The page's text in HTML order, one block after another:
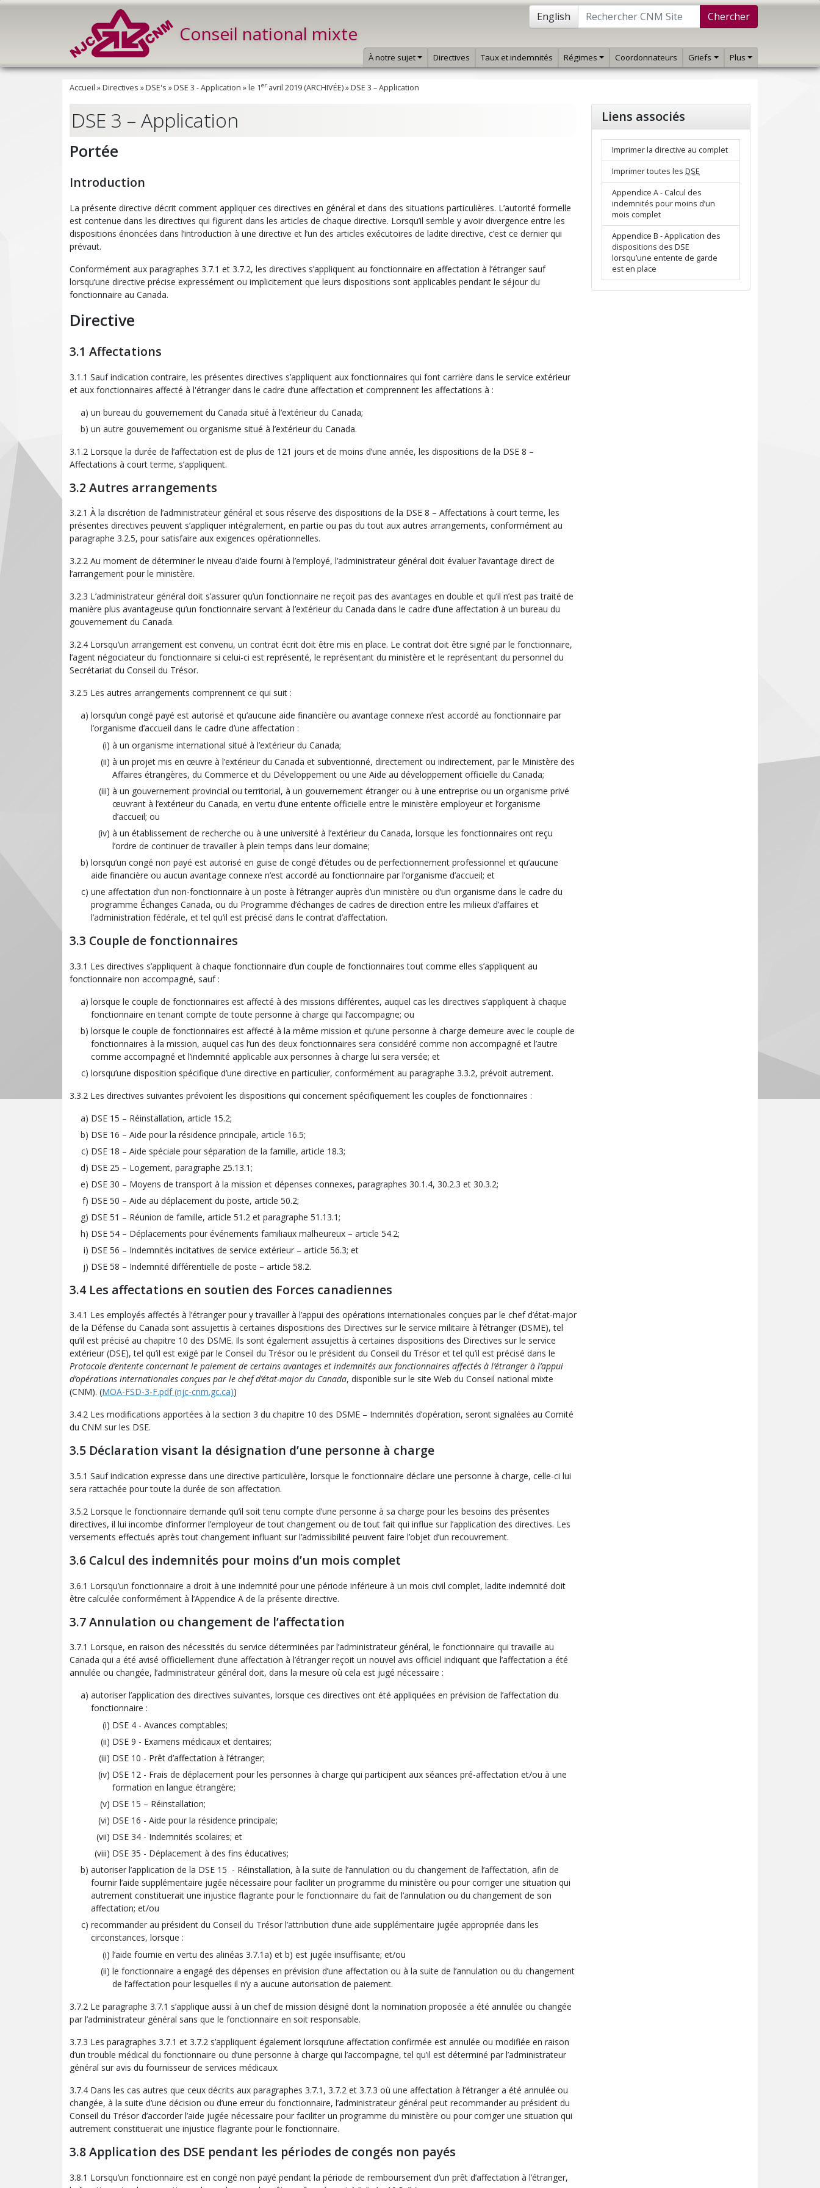
Conseil national mixte
English Chercher
À notre sujet Directives Taux et indemnités Régimes Coordonnateurs Griefs Plus
Accueil »Directives »DSE's »DSE 3 - Application »le 1er avril 2019 (ARCHIVÉE)»DSE 3 – Application
DSE 3 – Application
Portée
Introduction
La présente directive décrit comment appliquer ces directives en général et dans des situations particulières. L’autorité formelle
est contenue dans les directives qui figurent dans les articles de chaque directive. Lorsqu’il semble y avoir divergence entre les
dispositions énoncées dans l’introduction à une directive et l’un des articles exécutoires de ladite directive, c’est ce dernier qui
prévaut.
Conformément aux paragraphes 3.7.1 et 3.7.2, les directives s’appliquent au fonctionnaire en affectation à l’étranger sauf
lorsqu’une directive précise expressément ou implicitement que leurs dispositions sont applicables pendant le séjour du
fonctionnaire au Canada.
Directive
3.1 Affectations
3.1.1 Sauf indication contraire, les présentes directives s’appliquent aux fonctionnaires qui font carrière dans le service extérieur
et aux fonctionnaires affecté à l'étranger dans le cadre d’une affectation et comprennent les affectations à :
un bureau du gouvernement du Canada situé à l’extérieur du Canada;
un autre gouvernement ou organisme situé à l’extérieur du Canada.
3.1.2 Lorsque la durée de l’affectation est de plus de 121 jours et de moins d’une année, les dispositions de la DSE 8 –
Affectations à court terme, s’appliquent.
3.2 Autres arrangements
3.2.1 À la discrétion de l’administrateur général et sous réserve des dispositions de la DSE 8 – Affectations à court terme, les
présentes directives peuvent s’appliquer intégralement, en partie ou pas du tout aux autres arrangements, conformément au
paragraphe 3.2.5, pour satisfaire aux exigences opérationnelles.
3.2.2 Au moment de déterminer le niveau d’aide fourni à l’employé, l’administrateur général doit évaluer l’avantage direct de
l’arrangement pour le ministère.
3.2.3 L’administrateur général doit s’assurer qu’un fonctionnaire ne reçoit pas des avantages en double et qu’il n’est pas traité de
manière plus avantageuse qu’un fonctionnaire servant à l’extérieur du Canada dans le cadre d’une affectation à un bureau du
gouvernement du Canada.
3.2.4 Lorsqu’un arrangement est convenu, un contrat écrit doit être mis en place. Le contrat doit être signé par le fonctionnaire,
l’agent négociateur du fonctionnaire si celui-ci est représenté, le représentant du ministère et le représentant du personnel du
Secrétariat du Conseil du Trésor.
3.2.5 Les autres arrangements comprennent ce qui suit :
lorsqu’un congé payé est autorisé et qu’aucune aide financière ou avantage connexe n’est accordé au fonctionnaire par
l’organisme d’accueil dans le cadre d’une affectation :
à un organisme international situé à l’extérieur du Canada;
à un projet mis en œuvre à l’extérieur du Canada et subventionné, directement ou indirectement, par le Ministère des
Affaires étrangères, du Commerce et du Développement ou une Aide au développement officielle du Canada;
à un gouvernement provincial ou territorial, à un gouvernement étranger ou à une entreprise ou un organisme privé
œuvrant à l’extérieur du Canada, en vertu d’une entente officielle entre le ministère employeur et l’organisme
d’accueil; ou
à un établissement de recherche ou à une université à l’extérieur du Canada, lorsque les fonctionnaires ont reçu
l’ordre de continuer de travailler à plein temps dans leur domaine;
lorsqu’un congé non payé est autorisé en guise de congé d’études ou de perfectionnement professionnel et qu’aucune
aide financière ou aucun avantage connexe n’est accordé au fonctionnaire par l’organisme d’accueil; et
une affectation d’un non-fonctionnaire à un poste à l’étranger auprès d’un ministère ou d’un organisme dans le cadre du
programme Échanges Canada, ou du Programme d’échanges de cadres de direction entre les milieux d’affaires et
l’administration fédérale, et tel qu’il est précisé dans le contrat d’affectation.
3.3 Couple de fonctionnaires
3.3.1 Les directives s’appliquent à chaque fonctionnaire d’un couple de fonctionnaires tout comme elles s’appliquent au
fonctionnaire non accompagné, sauf :
lorsque le couple de fonctionnaires est affecté à des missions différentes, auquel cas les directives s’appliquent à chaque
fonctionnaire en tenant compte de toute personne à charge qui l’accompagne; ou
lorsque le couple de fonctionnaires est affecté à la même mission et qu’une personne à charge demeure avec le couple de
fonctionnaires à la mission, auquel cas l’un des deux fonctionnaires sera considéré comme non accompagné et l’autre
comme accompagné et l’indemnité applicable aux personnes à charge lui sera versée; et
lorsqu’une disposition spécifique d’une directive en particulier, conformément au paragraphe 3.3.2, prévoit autrement.
3.3.2 Les directives suivantes prévoient les dispositions qui concernent spécifiquement les couples de fonctionnaires :
DSE 15 – Réinstallation, article 15.2;
DSE 16 – Aide pour la résidence principale, article 16.5;
DSE 18 – Aide spéciale pour séparation de la famille, article 18.3;
DSE 25 – Logement, paragraphe 25.13.1;
DSE 30 – Moyens de transport à la mission et dépenses connexes, paragraphes 30.1.4, 30.2.3 et 30.3.2;
DSE 50 – Aide au déplacement du poste, article 50.2;
DSE 51 – Réunion de famille, article 51.2 et paragraphe 51.13.1;
DSE 54 – Déplacements pour événements familiaux malheureux – article 54.2;
DSE 56 – Indemnités incitatives de service extérieur – article 56.3; et
DSE 58 – Indemnité différentielle de poste – article 58.2.
3.4 Les affectations en soutien des Forces canadiennes
3.4.1 Les employés affectés à l’étranger pour y travailler à l’appui des opérations internationales conçues par le chef d’état-major
de la Défense du Canada sont assujettis à certaines dispositions des Directives sur le service militaire à l’étranger (DSME), tel
qu’il est précisé au chapitre 10 des DSME. Ils sont également assujettis à certaines dispositions des Directives sur le service
extérieur (DSE), tel qu’il est exigé par le Conseil du Trésor ou le président du Conseil du Trésor et tel qu’il est précisé dans le
Protocole d’entente concernant le paiement de certains avantages et indemnités aux fonctionnaires affectés à l’étranger à l’appui
d’opérations internationales conçues par le chef d’état-major du Canada, disponible sur le site Web du Conseil national mixte
(CNM). (MOA-FSD-3-F.pdf (njc-cnm.gc.ca))
3.4.2 Les modifications apportées à la section 3 du chapitre 10 des DSME – Indemnités d’opération, seront signalées au Comité
du CNM sur les DSE.
3.5 Déclaration visant la désignation d’une personne à charge
3.5.1 Sauf indication expresse dans une directive particulière, lorsque le fonctionnaire déclare une personne à charge, celle-ci lui
sera rattachée pour toute la durée de son affectation.
3.5.2 Lorsque le fonctionnaire demande qu’il soit tenu compte d’une personne à sa charge pour les besoins des présentes
directives, il lui incombe d’informer l’employeur de tout changement ou de tout fait qui influe sur l’application des directives. Les
versements effectués après tout changement influant sur l’admissibilité peuvent faire l’objet d’un recouvrement.
3.6 Calcul des indemnités pour moins d’un mois complet
3.6.1 Lorsqu’un fonctionnaire a droit à une indemnité pour une période inférieure à un mois civil complet, ladite indemnité doit
être calculée conformément à l’Appendice A de la présente directive.
3.7 Annulation ou changement de l’affectation
3.7.1 Lorsque, en raison des nécessités du service déterminées par l’administrateur général, le fonctionnaire qui travaille au
Canada qui a été avisé officiellement d’une affectation à l’étranger reçoit un nouvel avis officiel indiquant que l’affectation a été
annulée ou changée, l’administrateur général doit, dans la mesure où cela est jugé nécessaire :
autoriser l’application des directives suivantes, lorsque ces directives ont été appliquées en prévision de l’affectation du
fonctionnaire :
DSE 4 - Avances comptables;
DSE 9 - Examens médicaux et dentaires;
DSE 10 - Prêt d’affectation à l’étranger;
DSE 12 - Frais de déplacement pour les personnes à charge qui participent aux séances pré-affectation et/ou à une
formation en langue étrangère;
DSE 15 – Réinstallation;
DSE 16 - Aide pour la résidence principale;
DSE 34 - Indemnités scolaires; et
DSE 35 - Déplacement à des fins éducatives;
autoriser l’application de la DSE 15 - Réinstallation, à la suite de l’annulation ou du changement de l’affectation, afin de
fournir l’aide supplémentaire jugée nécessaire pour faciliter un programme du ministère ou pour corriger une situation qui
autrement constituerait une injustice flagrante pour le fonctionnaire du fait de l’annulation ou du changement de son
affectation; et/ou
recommander au président du Conseil du Trésor l’attribution d’une aide supplémentaire jugée appropriée dans les
circonstances, lorsque :
l’aide fournie en vertu des alinéas 3.7.1a) et b) est jugée insuffisante; et/ou
le fonctionnaire a engagé des dépenses en prévision d’une affectation ou à la suite de l’annulation ou du changement
de l’affectation pour lesquelles il n’y a aucune autorisation de paiement.
3.7.2 Le paragraphe 3.7.1 s’applique aussi à un chef de mission désigné dont la nomination proposée a été annulée ou changée
par l’administrateur général sans que le fonctionnaire en soit responsable.
3.7.3 Les paragraphes 3.7.1 et 3.7.2 s’appliquent également lorsqu’une affectation confirmée est annulée ou modifiée en raison
d’un trouble médical du fonctionnaire ou d’une personne à charge qui l’accompagne, tel qu’il est déterminé par l’administrateur
général sur avis du fournisseur de services médicaux.
3.7.4 Dans les cas autres que ceux décrits aux paragraphes 3.7.1, 3.7.2 et 3.7.3 où une affectation à l’étranger a été annulée ou
changée, à la suite d’une décision ou d’une erreur du fonctionnaire, l’administrateur général peut recommander au président du
Conseil du Trésor d’accorder l’aide jugée nécessaire pour faciliter un programme du ministère ou pour corriger une situation qui
autrement constituerait une injustice flagrante pour le fonctionnaire.
3.8 Application des DSE pendant les périodes de congés non payés
3.8.1 Lorsqu’un fonctionnaire est en congé non payé pendant la période de remboursement d’un prêt d’affectation à l’étranger,
Liens associés
Imprimer la directive au complet
Imprimer toutes les DSE
Appendice A - Calcul des
indemnités pour moins d’un
mois complet
Appendice B - Application des
dispositions des DSE
lorsqu’une entente de garde
est en place